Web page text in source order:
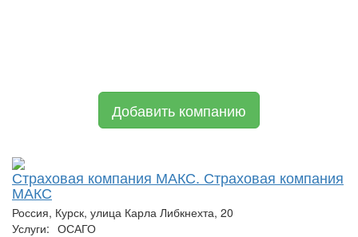
Добавить компанию
Страховая компания МАКС. Страховая компания
МАКС
Россия, Курск, улица Карла Либкнехта, 20
Услуги: ОСАГО